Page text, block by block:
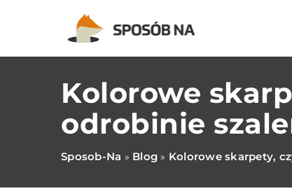
Kolorowe
odrobinie
Sposob-Na » Blog » Kolorowe skarpety,